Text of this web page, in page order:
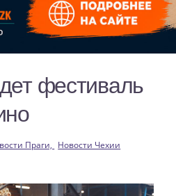
фестиваль
Праги, Новости Чехии